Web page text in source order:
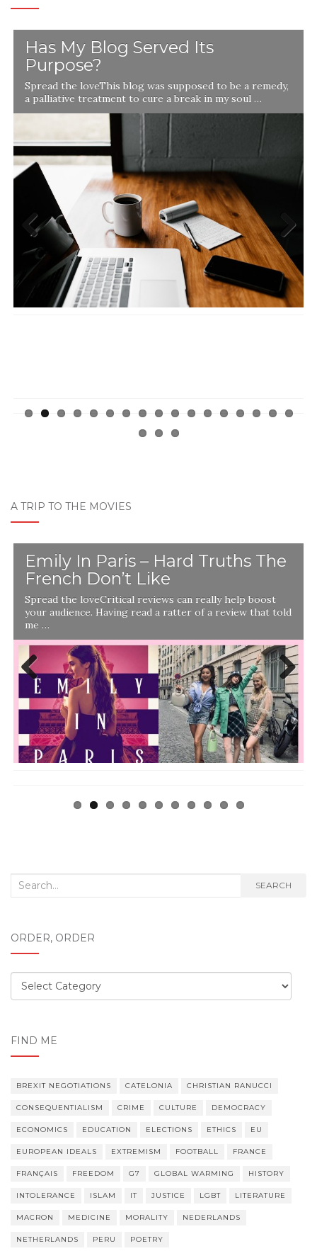
Has My Blog Served Its
Purpose?
Spread the loveThis blog was supposed to be a remedy,
a palliative treatment to cure a break in my soul …
ous
Next
A TRIP TO THE MOVIES
Emily In Paris – Hard Truths The
French Don’t Like
Spread the loveCritical reviews can really help boost
your audience. Having read a ratter of a review that told
me …
Previ
ous
Next
Search
SEARCH
ORDER, ORDER
Order,
order
FIND ME
BREXIT NEGOTIATIONS CATELONIA CHRISTIAN RANUCCI
CONSEQUENTIALISM CRIME CULTURE DEMOCRACY
ECONOMICS EDUCATION ELECTIONS ETHICS EU
EUROPEAN IDEALS EXTREMISM FOOTBALL FRANCE
FRANÇAIS FREEDOM G7 GLOBAL WARMING HISTORY
INTOLERANCE ISLAM IT JUSTICE LGBT LITERATURE
MACRON MEDICINE MORALITY NEDERLANDS
NETHERLANDS PERU POETRY